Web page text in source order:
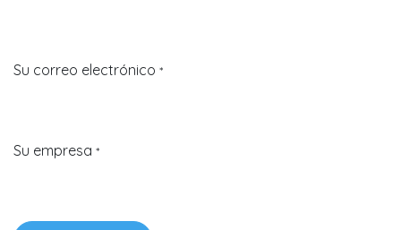
Su correo electrónico *
Su empresa *